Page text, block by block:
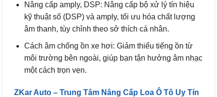
Nâng cấp amply, DSP: Nâng cấp bộ xử lý tín hiệu
kỹ thuật số (DSP) và amply, tối ưu hóa chất lượng
âm thanh, tùy chỉnh theo sở thích cá nhân.
Cách âm chống ồn xe hơi: Giảm thiểu tiếng ồn từ
môi trường bên ngoài, giúp bạn tận hưởng âm nhạc
một cách trọn vẹn.
ZKar Auto – Trung Tâm Nâng Cấp Loa Ô Tô Uy Tín